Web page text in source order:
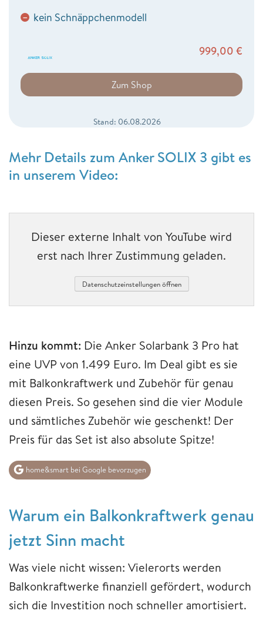
− kein Schnäppchenmodell
999,00 €
Zum Shop
Stand: 06.08.2026
Mehr Details zum Anker SOLIX 3 gibt es
in unserem Video:
Dieser externe Inhalt von YouTube wird
erst nach Ihrer Zustimmung geladen.
Datenschutzeinstellungen öffnen
Hinzu kommt: Die Anker Solarbank 3 Pro hat
eine UVP von 1.499 Euro. Im Deal gibt es sie
mit Balkonkraftwerk und Zubehör für genau
diesen Preis. So gesehen sind die vier Module
und sämtliches Zubehör wie geschenkt! Der
Preis für das Set ist also absolute Spitze!
home&smart bei Google bevorzugen
Warum ein Balkonkraftwerk genau
jetzt Sinn macht
Was viele nicht wissen: Vielerorts werden
Balkonkraftwerke finanziell gefördert, wodurch
sich die Investition noch schneller amortisiert.